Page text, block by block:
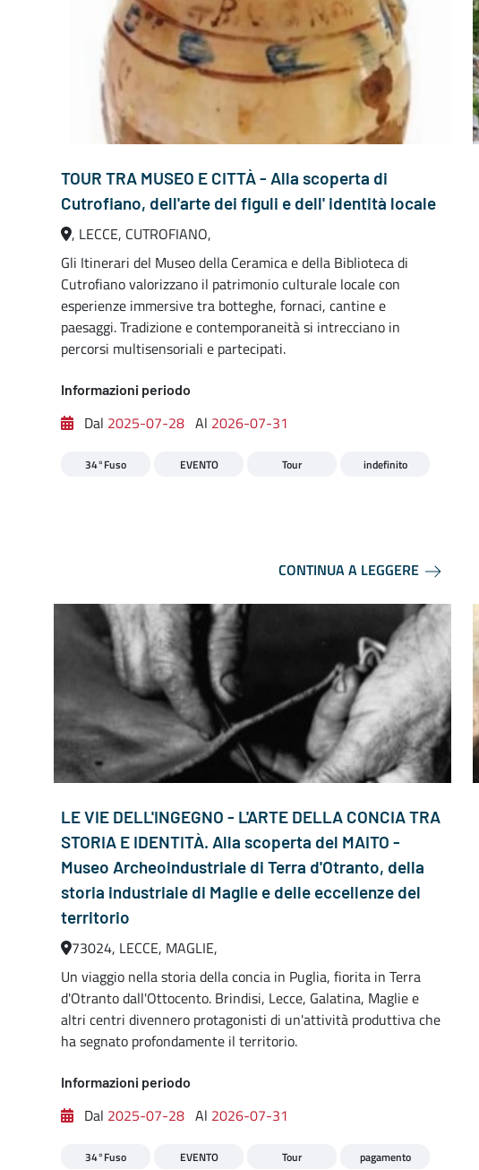
TOUR TRA MUSEO E CITTÀ - Alla scoperta di
Cutrofiano, dell'arte dei figuli e dell' identità locale
, LECCE, CUTROFIANO,
Gli Itinerari del Museo della Ceramica e della Biblioteca di
Cutrofiano valorizzano il patrimonio culturale locale con
esperienze immersive tra botteghe, fornaci, cantine e
paesaggi. Tradizione e contemporaneità si intrecciano in
percorsi multisensoriali e partecipati.
Informazioni periodo
Dal 2025-07-28 Al 2026-07-31
34°Fuso EVENTO Tour indefinito
CONTINUA A LEGGERE
LE VIE DELL'INGEGNO - L'ARTE DELLA CONCIA TRA
STORIA E IDENTITÀ. Alla scoperta del MAITO -
Museo Archeoindustriale di Terra d'Otranto, della
storia industriale di Maglie e delle eccellenze del
territorio
73024, LECCE, MAGLIE,
Un viaggio nella storia della concia in Puglia, fiorita in Terra
d'Otranto dall'Ottocento. Brindisi, Lecce, Galatina, Maglie e
altri centri divennero protagonisti di un'attività produttiva che
ha segnato profondamente il territorio.
Informazioni periodo
Dal 2025-07-28 Al 2026-07-31
34°Fuso EVENTO Tour pagamento